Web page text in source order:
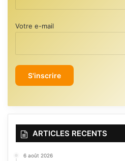
Votre e-mail
ARTICLES RECENTS
6 août 2026